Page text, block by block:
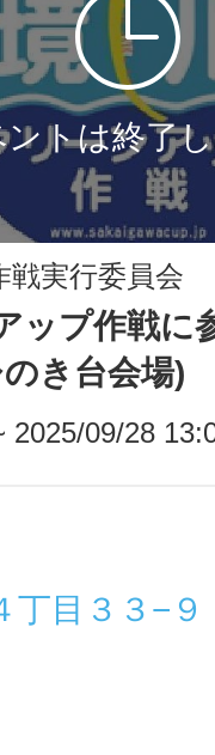
ントは終了
実行委員会
ップ作戦に
き台会場)
2025/09/28
丁目３３−９
ットに
入を